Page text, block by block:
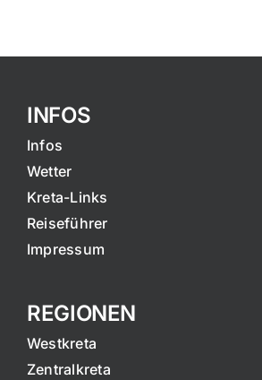
INFOS
Infos
Wetter
Kreta-Links
Reiseführer
Impressum
REGIONEN
Westkreta
Zentralkreta